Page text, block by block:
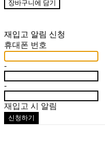
장바구니에 담기
재입고 알림 신청
휴대폰 번호
-
-
재입고 시 알림
신청하기